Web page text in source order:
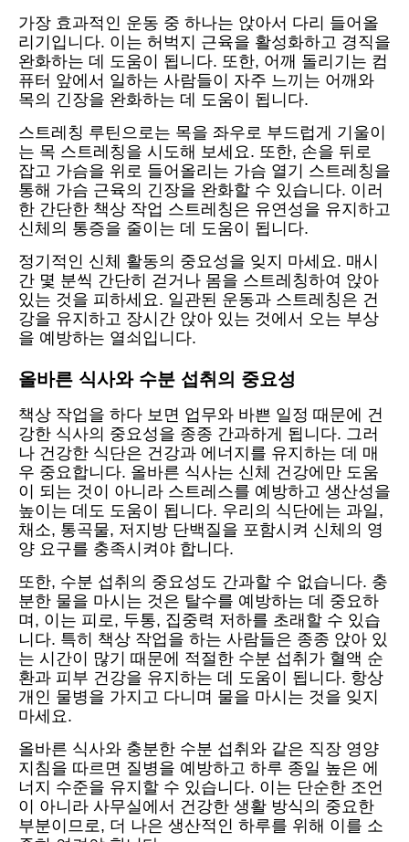
가장 효과적인 운동 중 하나는 앉아서 다리 들어올
리기입니다. 이는 허벅지 근육을 활성화하고 경직을
완화하는 데 도움이 됩니다. 또한, 어깨 돌리기는 컴
퓨터 앞에서 일하는 사람들이 자주 느끼는 어깨와
목의 긴장을 완화하는 데 도움이 됩니다.
스트레칭 루틴으로는 목을 좌우로 부드럽게 기울이
는 목 스트레칭을 시도해 보세요. 또한, 손을 뒤로
잡고 가슴을 위로 들어올리는 가슴 열기 스트레칭을
통해 가슴 근육의 긴장을 완화할 수 있습니다. 이러
한 간단한 책상 작업 스트레칭은 유연성을 유지하고
신체의 통증을 줄이는 데 도움이 됩니다.
정기적인 신체 활동의 중요성을 잊지 마세요. 매시
간 몇 분씩 간단히 걷거나 몸을 스트레칭하여 앉아
있는 것을 피하세요. 일관된 운동과 스트레칭은 건
강을 유지하고 장시간 앉아 있는 것에서 오는 부상
을 예방하는 열쇠입니다.
올바른 식사와 수분 섭취의 중요성
책상 작업을 하다 보면 업무와 바쁜 일정 때문에 건
강한 식사의 중요성을 종종 간과하게 됩니다. 그러
나 건강한 식단은 건강과 에너지를 유지하는 데 매
우 중요합니다. 올바른 식사는 신체 건강에만 도움
이 되는 것이 아니라 스트레스를 예방하고 생산성을
높이는 데도 도움이 됩니다. 우리의 식단에는 과일,
채소, 통곡물, 저지방 단백질을 포함시켜 신체의 영
양 요구를 충족시켜야 합니다.
또한, 수분 섭취의 중요성도 간과할 수 없습니다. 충
분한 물을 마시는 것은 탈수를 예방하는 데 중요하
며, 이는 피로, 두통, 집중력 저하를 초래할 수 있습
니다. 특히 책상 작업을 하는 사람들은 종종 앉아 있
는 시간이 많기 때문에 적절한 수분 섭취가 혈액 순
환과 피부 건강을 유지하는 데 도움이 됩니다. 항상
개인 물병을 가지고 다니며 물을 마시는 것을 잊지
마세요.
올바른 식사와 충분한 수분 섭취와 같은 직장 영양
지침을 따르면 질병을 예방하고 하루 종일 높은 에
너지 수준을 유지할 수 있습니다. 이는 단순한 조언
이 아니라 사무실에서 건강한 생활 방식의 중요한
부분이므로, 더 나은 생산적인 하루를 위해 이를 소